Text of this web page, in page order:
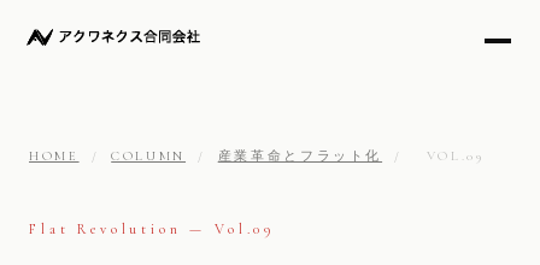
HOME / COLUMN / 産業革命とフラット化 / VOL.09
Flat Revolution — Vol.09